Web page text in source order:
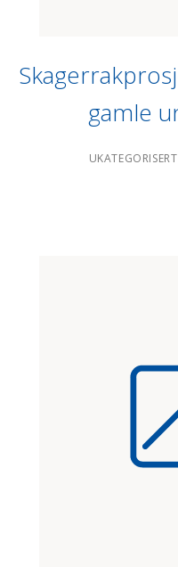
gamle
UKATEGORISERT